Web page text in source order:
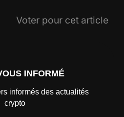
Voter pour cet article
INFORMÉ
informés des actualités
crypto